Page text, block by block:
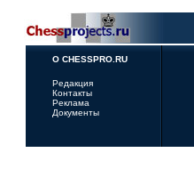
О CHESSPRO.RU
Редакция
Контакты
Реклама
Документы